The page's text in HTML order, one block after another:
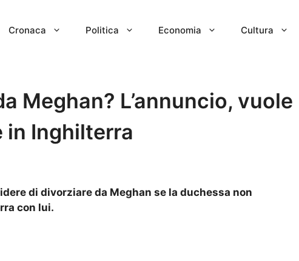
Cronaca Politica Economia Cultura
Meghan? L’annuncio, vuole
in Inghilterra
di divorziare da Meghan se la duchessa non
con lui.